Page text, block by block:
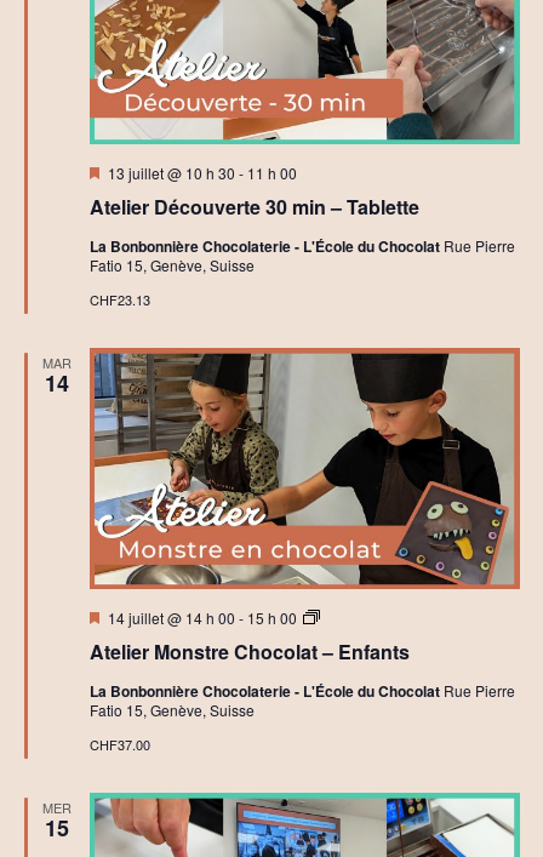
Atelier Découverte 30 min – Tablette
Mis
avant
13 juillet @ 10 h 30 - 11 h 00
La Bonbonnière Chocolaterie - L'École du Chocolat Rue Pierre
Fatio 15, Genève, Suisse
CHF23.13
MAR
14
Atelier Monstre Chocolat – Enfants
Mis
avant
14 juillet @ 14 h 00 - 15 h 00
A
e
i
h
o
c
o
La Bonbonnière Chocolaterie - L'École du Chocolat Rue Pierre
Fatio 15, Genève, Suisse
CHF37.00
MER
15